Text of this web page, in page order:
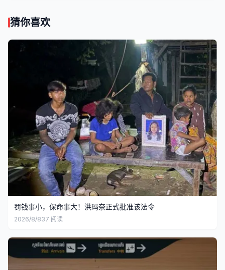
猜你喜欢
罚钱事小，保命事大！洪玛奈正式批准该法令
2026/8/837 阅读